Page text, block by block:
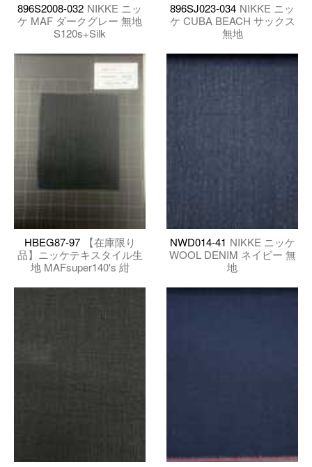
896S2008-032 NIKKE ニッ
ケ MAF ダークグレー 無地
S120s+Silk
896SJ023-034 NIKKE ニッ
ケ CUBA BEACH サックス
無地
HBEG87-97
【在庫限り
品】ニッケテキスタイル生
地 MAFsuper140's 紺
NWD014-41 NIKKE ニッケ
WOOL DENIM ネイビー 無
地